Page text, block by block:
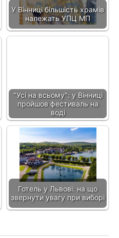
У Вінниці більшість храмів
належать УПЦ МП
"Усі на всьому": у Вінниці
пройшов фестиваль на
воді
Готель у Львові: на що
звернути увагу при виборі